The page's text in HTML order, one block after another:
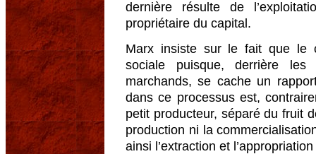
dernière résulte de
propriétaire du capital.
Marx insiste sur le fait que le
sociale puisque, derrière
marchands, se cache un
dans ce processus est,
petit producteur, séparé du fruit
production ni la
ainsi l’extraction et